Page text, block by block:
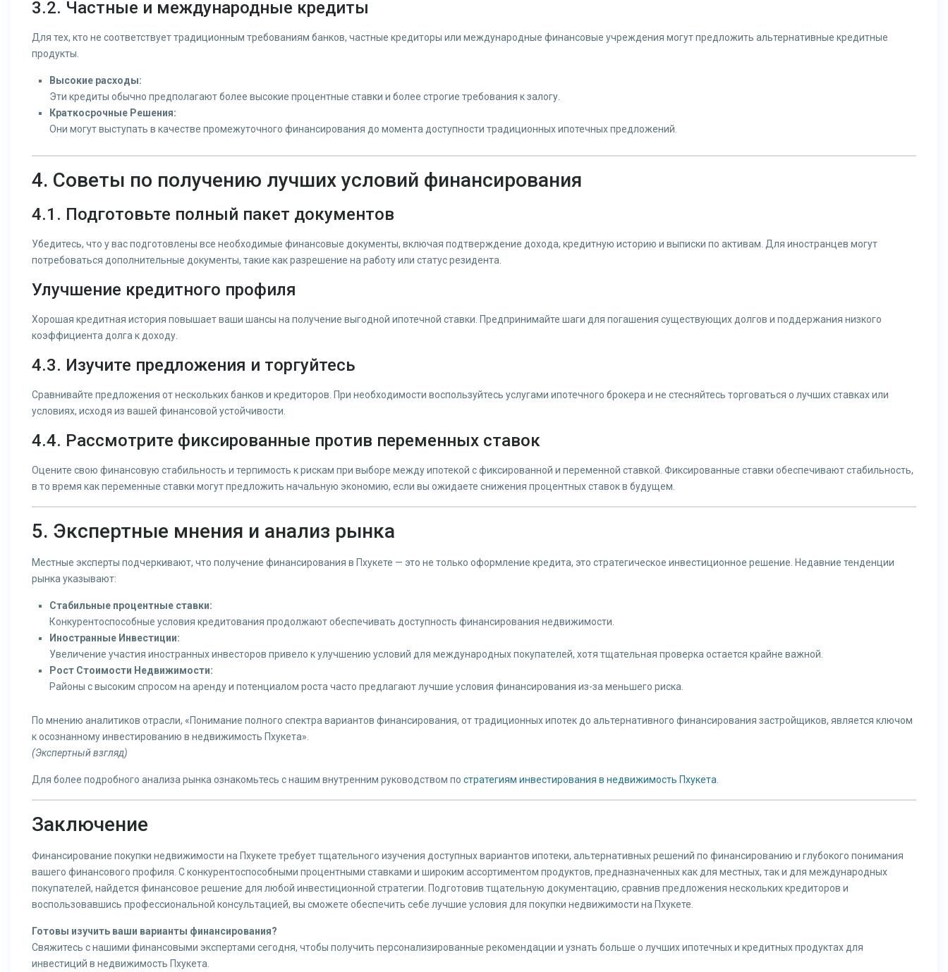
3.2. Частные и международные кредиты
Для тех, кто не соответствует традиционным требованиям банков, частные кредиторы или международные финансовые учреждения могут предложить альтернативные кредитные
продукты.
Высокие расходы:
Эти кредиты обычно предполагают более высокие процентные ставки и более строгие требования к залогу.
Краткосрочные Решения:
Они могут выступать в качестве промежуточного финансирования до момента доступности традиционных ипотечных предложений.
4. Советы по получению лучших условий финансирования
4.1. Подготовьте полный пакет документов
Убедитесь, что у вас подготовлены все необходимые финансовые документы, включая подтверждение дохода, кредитную историю и выписки по активам. Для иностранцев могут
потребоваться дополнительные документы, такие как разрешение на работу или статус резидента.
Улучшение кредитного профиля
Хорошая кредитная история повышает ваши шансы на получение выгодной ипотечной ставки. Предпринимайте шаги для погашения существующих долгов и поддержания низкого
коэффициента долга к доходу.
4.3. Изучите предложения и торгуйтесь
Сравнивайте предложения от нескольких банков и кредиторов. При необходимости воспользуйтесь услугами ипотечного брокера и не стесняйтесь торговаться о лучших ставках или
условиях, исходя из вашей финансовой устойчивости.
4.4. Рассмотрите фиксированные против переменных ставок
Оцените свою финансовую стабильность и терпимость к рискам при выборе между ипотекой с фиксированной и переменной ставкой. Фиксированные ставки обеспечивают стабильность,
в то время как переменные ставки могут предложить начальную экономию, если вы ожидаете снижения процентных ставок в будущем.
5. Экспертные мнения и анализ рынка
Местные эксперты подчеркивают, что получение финансирования в Пхукете — это не только оформление кредита, это стратегическое инвестиционное решение. Недавние тенденции
рынка указывают:
Стабильные процентные ставки:
Конкурентоспособные условия кредитования продолжают обеспечивать доступность финансирования недвижимости.
Иностранные Инвестиции:
Увеличение участия иностранных инвесторов привело к улучшению условий для международных покупателей, хотя тщательная проверка остается крайне важной.
Рост Стоимости Недвижимости:
Районы с высоким спросом на аренду и потенциалом роста часто предлагают лучшие условия финансирования из-за меньшего риска.
По мнению аналитиков отрасли, «Понимание полного спектра вариантов финансирования, от традиционных ипотек до альтернативного финансирования застройщиков, является ключом
к осознанному инвестированию в недвижимость Пхукета».
(Экспертный взгляд)
Для более подробного анализа рынка ознакомьтесь с нашим внутренним руководством по стратегиям инвестирования в недвижимость Пхукета
Заключение
Финансирование покупки недвижимости на Пхукете требует тщательного изучения доступных вариантов ипотеки, альтернативных решений по финансированию и глубокого понимания
вашего финансового профиля. С конкурентоспособными процентными ставками и широким ассортиментом продуктов, предназначенных как для местных, так и для международных
покупателей, найдется финансовое решение для любой инвестиционной стратегии. Подготовив тщательную документацию, сравнив предложения нескольких кредиторов и
воспользовавшись профессиональной консультацией, вы сможете обеспечить себе лучшие условия для покупки недвижимости на Пхукете.
Готовы изучить ваши варианты финансирования?
Свяжитесь с нашими финансовыми экспертами сегодня, чтобы получить персонализированные рекомендации и узнать больше о лучших ипотечных и кредитных продуктах для
инвестиций в недвижимость Пхукета.